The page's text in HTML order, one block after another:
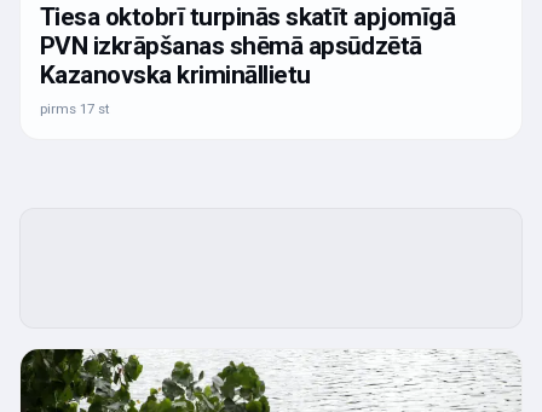
Tiesa oktobrī turpinās skatīt apjomīgā
PVN izkrāpšanas shēmā apsūdzētā
Kazanovska krimināllietu
pirms 17 st